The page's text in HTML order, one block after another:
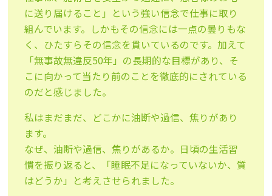
に送り届けること」という強い信念で仕事に取り
組んでいます。しかもその信念には一点の曇りもな
く、ひたすらその信念を貫いているのです。加えて
「無事故無違反50年」の長期的な目標があり、そ
こに向かって当たり前のことを徹底的にされている
のだと感じました。
私はまだまだ、どこかに油断や過信、焦りがあり
ます。
なぜ、油断や過信、焦りがあるか。日頃の生活習
慣を振り返ると、「睡眠不足になっていないか、質
はどうか」と考えさせられました。